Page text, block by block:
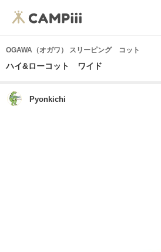
OGAWA（オガワ） スリーピング コット
ハイ&ローコット ワイド
Pyonkichi